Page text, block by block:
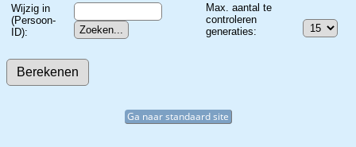
Wijzig in
(Persoon-
ID):
Max. aantal te
controleren
generaties:
Ga naar standaard site